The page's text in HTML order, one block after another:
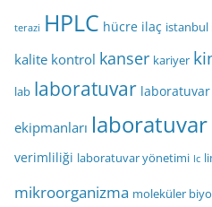
terazi HPLC hücre ilaç istanbul
kalite kontrol kanser kariyer
lab laboratuvar laboratuvar
ekipmanları
verimliliği laboratuvar yönetimi lc
mikroorganizma moleküler